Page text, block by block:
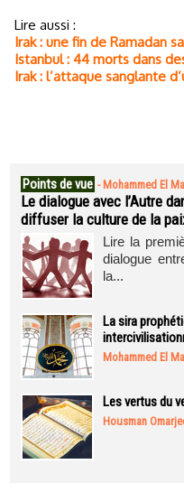
Lire aussi :
Irak : une fin de Ramadan
Istanbul : 44 morts dans
Irak : l’attaque sanglante
Points de vue - Mohammed El
Le dialogue avec l’Autre
diffuser la culture de la
Lire la
dialogue
la...
La sira
Mohammed El
Les vertus du
Housman